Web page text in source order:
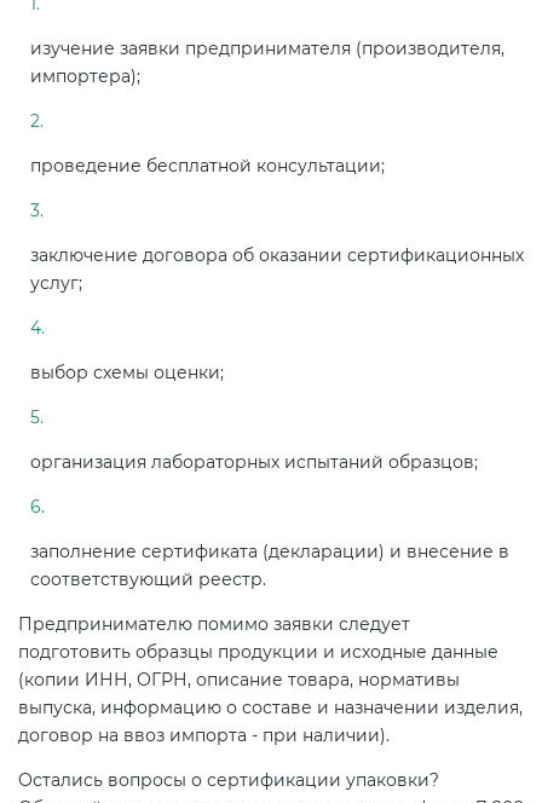
изучение заявки предпринимателя (производителя,
импортера);
проведение бесплатной консультации;
заключение договора об оказании сертификационных
услуг;
выбор схемы оценки;
организация лабораторных испытаний образцов;
заполнение сертификата (декларации) и внесение в
соответствующий реестр.
Предпринимателю помимо заявки следует
подготовить образцы продукции и исходные данные
(копии ИНН, ОГРН, описание товара, нормативы
выпуска, информацию о составе и назначении изделия,
договор на ввоз импорта - при наличии).
Остались вопросы о сертификации упаковки?